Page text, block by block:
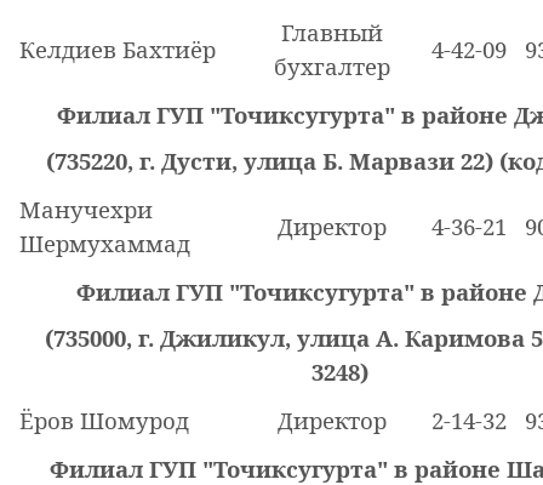
Келдиев Бахтиёр
Главный
бухгалтер
4-42-09
Филиал ГУП "Точиксугурта" в районе
(735220, г. Дусти, улица Б. Марвази 22)
Манучехри
Шермухаммад
Директор 4-36-21
Филиал ГУП "Точиксугурта" в районе
(735000, г. Джиликул, улица А. Каримова
3248)
Ёров Шомурод
Директор 2-14-32
Филиал ГУП "Точиксугурта" в районе